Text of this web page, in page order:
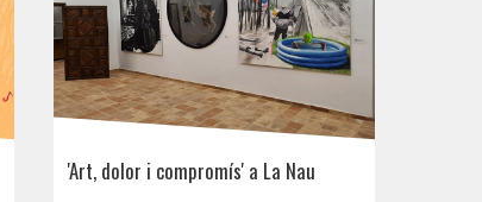
'Art, dolor i compromís' a La Nau